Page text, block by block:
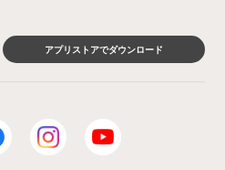
アプリストアでダウンロード